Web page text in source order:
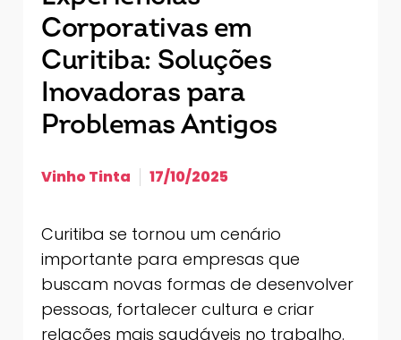
Corporativas em
Curitiba: Soluções
Inovadoras para
Problemas Antigos
Vinho Tinta 17/10/2025
Curitiba se tornou um cenário
importante para empresas que
buscam novas formas de desenvolver
pessoas, fortalecer cultura e criar
relações mais saudáveis no trabalho.